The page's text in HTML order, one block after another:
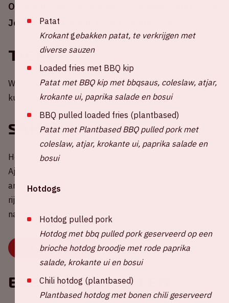
Op woensdag 5 november 2025 speelt Ajax in de
Johan Cruijff ArenA tegen Galatasaray.
Tickets
Wil je aanwezig zijn bij een thuiswedstrijd van Ajax? Je
kunt je tickets bestellen via de website van Ajax
Samenrijden
Help mee met het reduceren van CO2-uitstoot rondom
Ajax - Galatasaray! Deel nu jouw lege autostoel(en) met
andere fans of kies een rit uit om mee te rijden. Samen
rijden is veel gezelliger, beter voor je portemonnee én
natuurlijk het milieu. Druk snel op onderstaande knop.
DEEL OF KIES JE RIT
Even voorstellen
Patat
Krokantgebakken patat, te verkrijgen met
diverse sauzen
Loaded fries met BBQ kip
Patat met BBQ kip met bbqsaus, coleslaw, atjar,
krokante ui, paprika salade en bosui
BBQ pulled loaded fries (plantbased)
Patat met Plantbased BBQ pulled pork met
coleslaw, atjar, krokante ui, paprika salade en
bosui
Hotdogs
Hotdog pulled pork
Hotdog met bbq pulled pork geserveerd op een
brioche hotdog broodje met rode paprika
salade, krokante ui en bosui
Chili hotdog (plantbased)
Plantbased hotdog met bonen chili geserveerd